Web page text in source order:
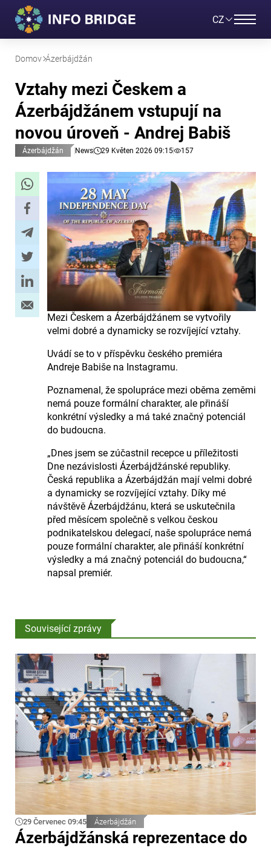
CZ
Domov Ázerbájdžán
Vztahy mezi Českem a
Ázerbájdžánem vstupují na
novou úroveň - Andrej Babiš
Ázerbájdžán News 29 Květen 2026 09:15 157
Mezi Českem a Ázerbájdžánem se vytvořily
velmi dobré a dynamicky se rozvíjející vztahy.
Uvádí se to v příspěvku českého premiéra
Andreje Babiše na Instagramu.
Poznamenal, že spolupráce mezi oběma zeměmi
nemá pouze formální charakter, ale přináší
konkrétní výsledky a má také značný potenciál
do budoucna.
„Dnes jsem se zúčastnil recepce u příležitosti
Dne nezávislosti Ázerbájdžánské republiky.
Česká republika a Ázerbájdžán mají velmi dobré
a dynamicky se rozvíjející vztahy. Díky mé
návštěvě Ázerbájdžánu, která se uskutečnila
před měsícem společně s velkou českou
podnikatelskou delegací, naše spolupráce nemá
pouze formální charakter, ale přináší konkrétní
výsledky a má značný potenciál do budoucna,“
napsal premiér.
Související zprávy
29 Červenec 09:45 Ázerbájdžán
Ázerbájdžánská reprezentace do